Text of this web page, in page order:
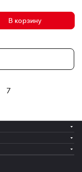
В корзину
7